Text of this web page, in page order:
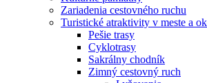
Zariadenia cestovného ruchu
Turistické atraktivity v meste a
Pešie trasy
Cyklotrasy
Sakrálny chodník
Zimný cestovný ruch